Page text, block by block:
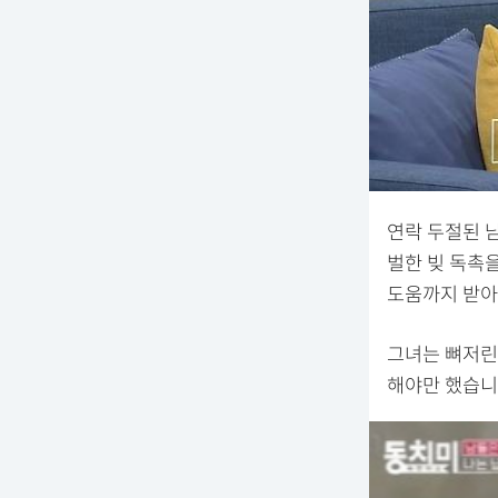
연락 두절된
벌한 빚 독촉
도움까지 받
그녀는 뼈저
해야만 했습